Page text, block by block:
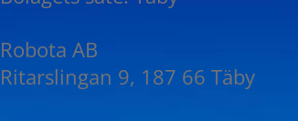
Robota AB
Ritarslingan 9, 187 66 Täby